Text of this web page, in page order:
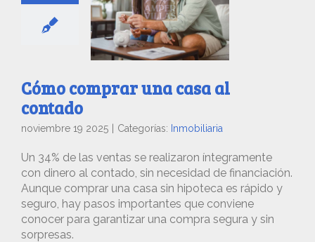
Cómo comprar una casa al
contado
noviembre 19 2025 Categorías: Inmobiliaria
Un 34% de las ventas se realizaron íntegramente
con dinero al contado, sin necesidad de financiación.
Aunque comprar una casa sin hipoteca es rápido y
seguro, hay pasos importantes que conviene
conocer para garantizar una compra segura y sin
sorpresas.